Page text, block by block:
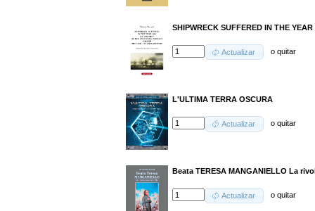
SHIPWRECK SUFFERED IN THE YEAR
Actualizar oquitar
L'ULTIMA TERRA OSCURA
Actualizar oquitar
Beata TERESA MANGANIELLO La
Actualizar oquitar